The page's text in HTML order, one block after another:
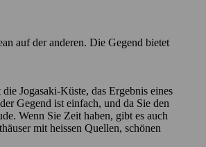
auf der anderen. Die Gegend bietet
Jogasaki-Küste, das Ergebnis eines
Gegend ist einfach, und da Sie den
Wenn Sie Zeit haben, gibt es auch
mit heissen Quellen, schönen